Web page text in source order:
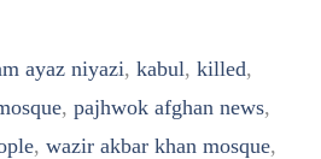
ayaz niyazi, kabul, killed,
, pajhwok afghan news,
, wazir akbar khan mosque,